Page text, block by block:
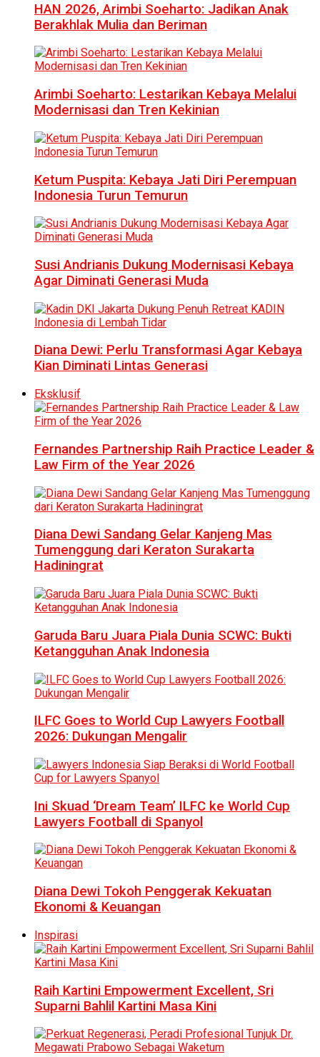
HAN 2026, Arimbi Soeharto: Jadikan Anak
Berakhlak Mulia dan Beriman
Arimbi Soeharto: Lestarikan Kebaya Melalui
Modernisasi dan Tren Kekinian
Ketum Puspita: Kebaya Jati Diri Perempuan
Indonesia Turun Temurun
Susi Andrianis Dukung Modernisasi Kebaya
Agar Diminati Generasi Muda
Diana Dewi: Perlu Transformasi Agar Kebaya
Kian Diminati Lintas Generasi
Eksklusif
Fernandes Partnership Raih Practice Leader &
Law Firm of the Year 2026
Diana Dewi Sandang Gelar Kanjeng Mas
Tumenggung dari Keraton Surakarta
Hadiningrat
Garuda Baru Juara Piala Dunia SCWC: Bukti
Ketangguhan Anak Indonesia
ILFC Goes to World Cup Lawyers Football
2026: Dukungan Mengalir
Ini Skuad ‘Dream Team’ ILFC ke World Cup
Lawyers Football di Spanyol
Diana Dewi Tokoh Penggerak Kekuatan
Ekonomi & Keuangan
Inspirasi
Raih Kartini Empowerment Excellent, Sri
Suparni Bahlil Kartini Masa Kini